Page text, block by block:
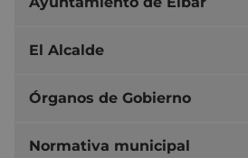
El Alcalde
Órganos de Gobierno
Normativa municipal